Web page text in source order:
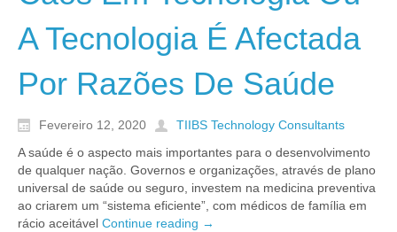
A Tecnologia É Afectada
Por Razões De Saúde
Fevereiro 12, 2020
TIIBS Technology Consultants
A saúde é o aspecto mais importantes para o desenvolvimento
de qualquer nação. Governos e organizações, através de plano
universal de saúde ou seguro, investem na medicina preventiva
ao criarem um “sistema eficiente”, com médicos de família em
rácio aceitável Continue reading →